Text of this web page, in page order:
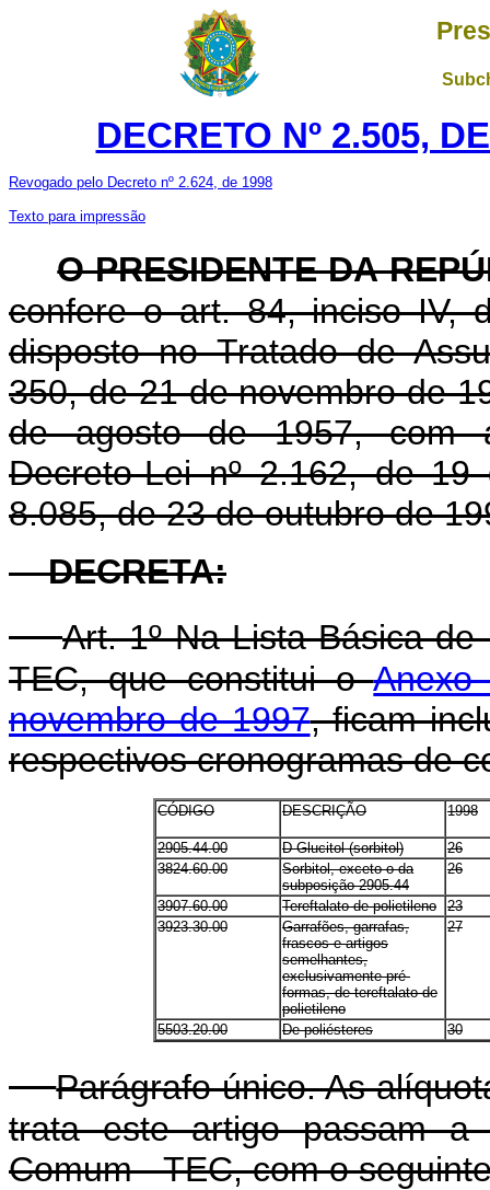
DECRETO Nº 2.505,
Revogado pelo Decreto nº 2.624, de 1998
Texto para impressão
O PRESIDENTE DA
confere o art. 84, inciso IV,
disposto no Tratado de
350, de 21 de novembro de
de agosto de 1957, com
Decreto-Lei nº 2.162, de
8.085, de 23 de outubro de
DECRETA:
Art. 1º Na Lista Básica
TEC, que constitui o
novembro de 1997, ficam
respectivos cronogramas de
CÓDIGO DESCRIÇÃO 1998
2905.44.00 D-Glucitol (sorbitol)
26
3824.60.00
Sorbitol, exceto o da
subposição 2905.44
26
3907.60.00 Tereftalato de polietileno
23
3923.30.00
Garrafões, garrafas,
frascos e artigos
semelhantes,
exclusivamente pré-
formas, de tereftalato de
polietileno
27
5503.20.00 De poliésteres 30
Parágrafo único. As
trata este artigo passam a
Comum - TEC, com o